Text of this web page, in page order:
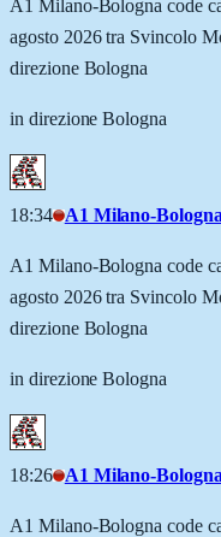
A1 Milano-Bologna code
agosto 2026 tra Svincolo
direzione Bologna
in direzione Bologna
18:34 A1 Milano-Bologna
A1 Milano-Bologna code
agosto 2026 tra Svincolo
direzione Bologna
in direzione Bologna
18:26 A1 Milano-Bologna
A1 Milano-Bologna code